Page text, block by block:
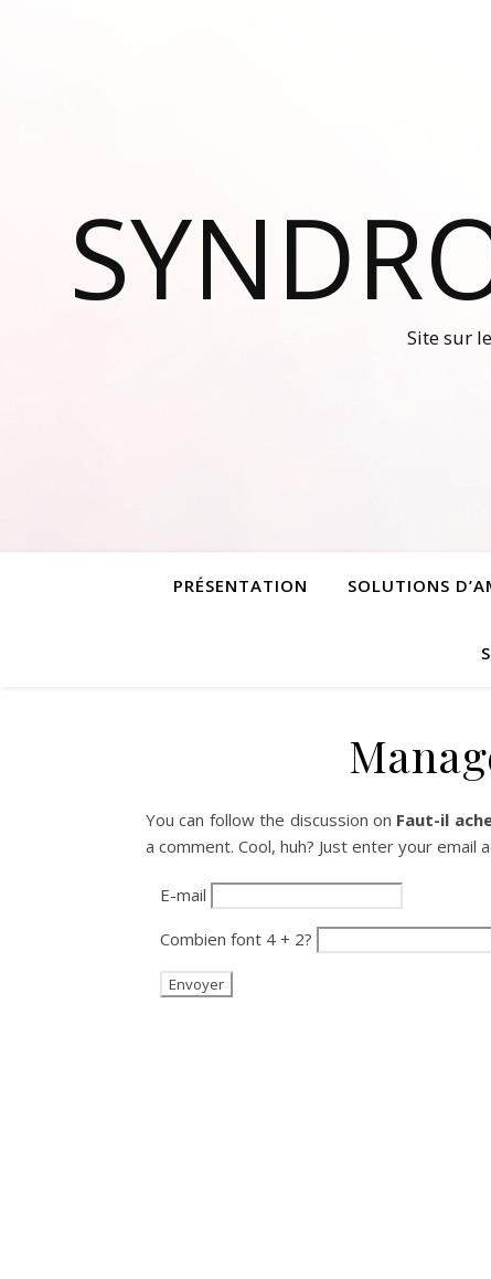
Site sur
PRÉSENTATION SOLUTIONS
You can follow the discussion on Faut-il
a comment. Cool, huh? Just enter your
E-mail
Combien font 4 + 2?